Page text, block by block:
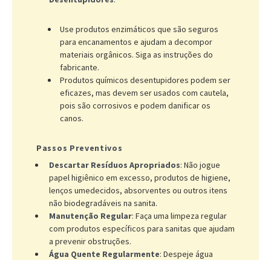
Use produtos enzimáticos que são seguros
para encanamentos e ajudam a decompor
materiais orgânicos. Siga as instruções do
fabricante.
Produtos químicos desentupidores podem ser
eficazes, mas devem ser usados com cautela,
pois são corrosivos e podem danificar os
canos.
Passos Preventivos
Descartar Resíduos Apropriados: Não jogue
papel higiênico em excesso, produtos de higiene,
lenços umedecidos, absorventes ou outros itens
não biodegradáveis na sanita.
Manutenção Regular: Faça uma limpeza regular
com produtos específicos para sanitas que ajudam
a prevenir obstruções.
Água Quente Regularmente: Despeje água